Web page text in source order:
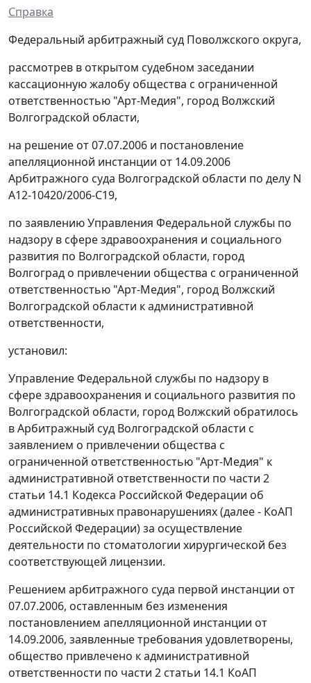
Справка
Федеральный арбитражный суд Поволжского округа,
рассмотрев в открытом судебном заседании
кассационную жалобу общества с ограниченной
ответственностью "Арт-Медия", город Волжский
Волгоградской области,
на решение от 07.07.2006 и постановление
апелляционной инстанции от 14.09.2006
Арбитражного суда Волгоградской области по делу N
А12-10420/2006-С19,
по заявлению Управления Федеральной службы по
надзору в сфере здравоохранения и социального
развития по Волгоградской области, город
Волгоград о привлечении общества с ограниченной
ответственностью "Арт-Медия", город Волжский
Волгоградской области к административной
ответственности,
установил:
Управление Федеральной службы по надзору в
сфере здравоохранения и социального развития по
Волгоградской области, город Волжский обратилось
в Арбитражный суд Волгоградской области с
заявлением о привлечении общества с
ограниченной ответственностью "Арт-Медия" к
административной ответственности по части 2
статьи 14.1 Кодекса Российской Федерации об
административных правонарушениях (далее - КоАП
Российской Федерации) за осуществление
деятельности по стоматологии хирургической без
соответствующей лицензии.
Решением арбитражного суда первой инстанции от
07.07.2006, оставленным без изменения
постановлением апелляционной инстанции от
14.09.2006, заявленные требования удовлетворены,
общество привлечено к административной
ответственности по части 2 статьи 14.1 КоАП